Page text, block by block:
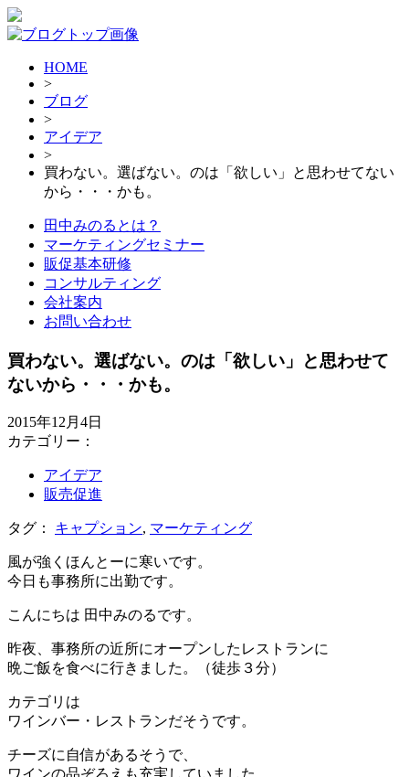
HOME
>
ブログ
>
アイデア
>
買わない。選ばない。のは「欲しい」と思わせてない
から・・・かも。
田中みのるとは？
マーケティングセミナー
販促基本研修
コンサルティング
会社案内
お問い合わせ
買わない。選ばない。のは「欲しい」と思わせて
ないから・・・かも。
2015年12月4日
カテゴリー：
アイデア
販売促進
タグ： キャプション, マーケティング
風が強くほんとーに寒いです。
今日も事務所に出勤です。
こんにちは 田中みのるです。
昨夜、事務所の近所にオープンしたレストランに
晩ご飯を食べに行きました。（徒歩３分）
カテゴリは
ワインバー・レストランだそうです。
チーズに自信があるそうで、